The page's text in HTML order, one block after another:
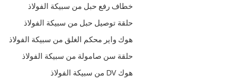
خطاف رفع حبل من سبيكة الفولاذ
حلقة توصيل حبل من سبيكة الفولاذ
هوك واير محكم الغلق من سبيكة الفولاذ
حلقة سن صامولة من سبيكة الفولاذ
هوك DV من سبيكة الفولاذ